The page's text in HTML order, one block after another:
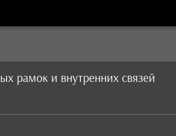
рамок и внутренних связей